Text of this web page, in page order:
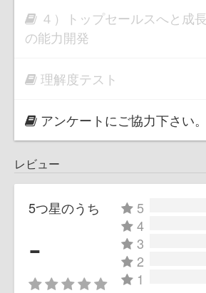
４）トップセールスへと成
の能力開発
理解度テスト
アンケートにご協力下さい。
レビュー
5つ星のうち
-
5
4
3
2
1